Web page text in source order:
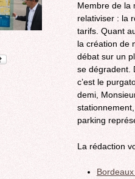
Membre de la
relativiser : la
tarifs. Quant
la création de
débat sur un
se dégradent.
c’est le
demi,
parking
La rédaction